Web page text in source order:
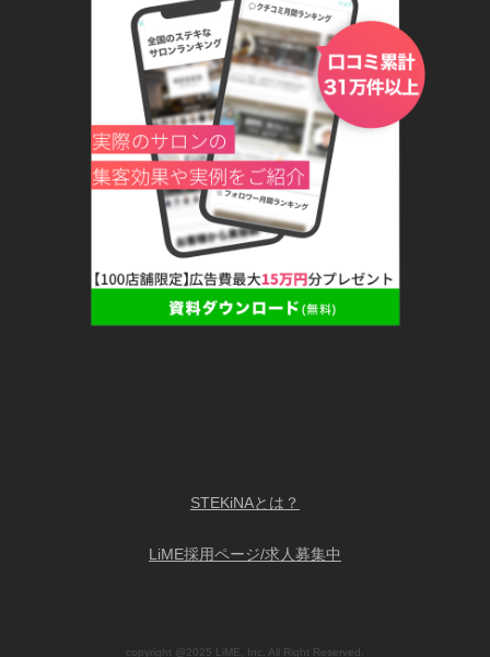
STEKiNAとは？
LiME採用ページ/求人募集中
copyright @2025 LiME, Inc. All Right Reserved.